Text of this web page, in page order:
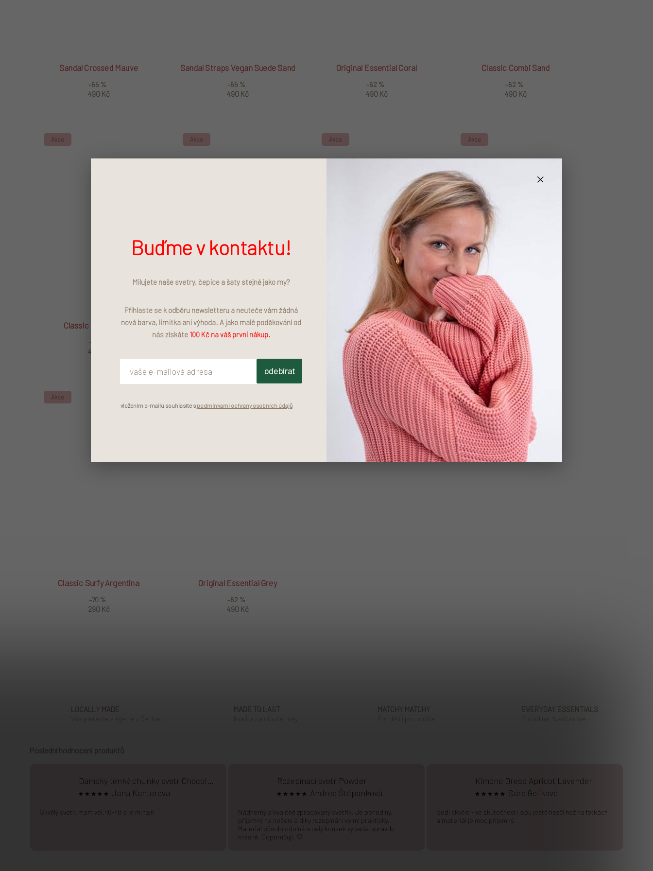
Sandal Crossed Mauve
–65 %
490 Kč
Sandal Straps Vegan Suede Sand
–65 %
490 Kč
Original Essential Coral
–62 %
490 Kč
Classic Combi Sand
–62 %
490 Kč
Akce
Classic Combi Black
–62 %
490 Kč
Akce
Classic Combi Light Blue
Akce
Classic Combi Sand
–70 %
290 Kč
Akce
Classic Raw Print Anchors
–62 %
od490 Kč
Akce
Classic Surfy Argentina
–70 %
290 Kč
Original Essential Grey
–62 %
490 Kč
LOCALLY MADE
Vše pleteme a šijeme v Čechách.
MADE TO LAST
Kvalita na dlouhé roky.
MATCHY MATCHY
Pro děti i pro rodiče.
EVERYDAY ESSENTIALS
Pohodlné. Nadčasové.
Poslední hodnocení produktů
Dámský tenký chunky svetr Chocolate
Jana Kantorova
Skvělý svetr, mam vel.46-48 a je mi fajn
Rozepínací svetr Powder
Andrea Štěpánková
Nádherný a kvalitně zpracovaný svetřík. Je pohodlný,
příjemný na nošení a díky rozepínání velmi praktický.
Materiál působí odolně a celý kousek vypadá opravdu
krásně. Doporučuji. 🤍
Kimono Dress Apricot Lavender
Sára Golíková
Sedí skvěle - ve skutečnosti jsou ještě hezčí než na fotkách
a materiál je moc příjemný.
×
Buďme v kontaktu!
Milujete naše svetry, čepice a šaty stejně jako my?
Přihlaste se k odběru newsletteru a neuteče vám žádná
nová barva, limitka ani výhoda. A jako malé poděkování od
nás získáte100 Kč na váš první nákup.
odebírat
vložením e-mailu souhlasíte s podmínkami ochrany osobních údajů